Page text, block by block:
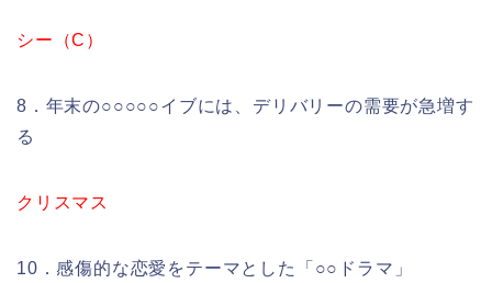
シー（C）
8．年末の○○○○○イブには、デリバリーの需要が急増す
る
クリスマス
10．感傷的な恋愛をテーマとした「○○ドラマ」